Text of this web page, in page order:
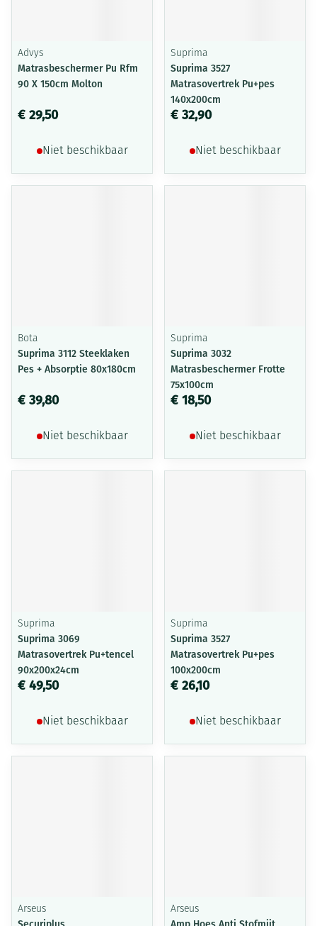
Advys
Matrasbeschermer Pu Rfm
90 X 150cm Molton
€ 29,50
Niet beschikbaar
Suprima
Suprima 3527
Matrasovertrek Pu+pes
140x200cm
€ 32,90
Niet beschikbaar
Bota
Suprima 3112 Steeklaken
Pes + Absorptie 80x180cm
€ 39,80
Niet beschikbaar
Suprima
Suprima 3032
Matrasbeschermer Frotte
75x100cm
€ 18,50
Niet beschikbaar
Suprima
Suprima 3069
Matrasovertrek Pu+tencel
90x200x24cm
€ 49,50
Niet beschikbaar
Suprima
Suprima 3527
Matrasovertrek Pu+pes
100x200cm
€ 26,10
Niet beschikbaar
Arseus Arseus